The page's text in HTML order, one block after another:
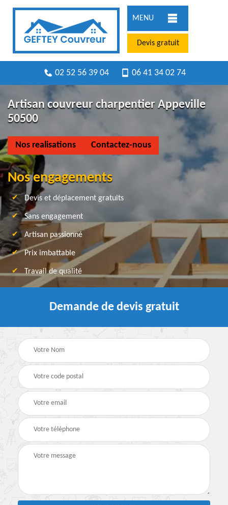
MENU
Devis gratuit
02 52 56 39 04 06 41 34 02 74
Artisan couvreur charpentier Appeville
50500
Nos realisations Contactez-nous
Nos engagements
Devis et déplacement gratuits
Sans engagement
Artisan passionné
Prix imbattable
Travail de qualité
Demande de devis gratuit